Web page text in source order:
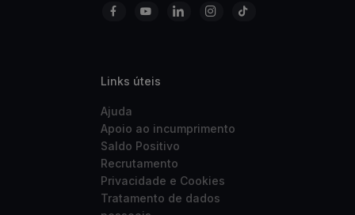
Links úteis
Ajuda
Apoio ao incumprimento
Saldo Positivo
Recrutamento
Privacidade e Cookies
Tratamento de dados